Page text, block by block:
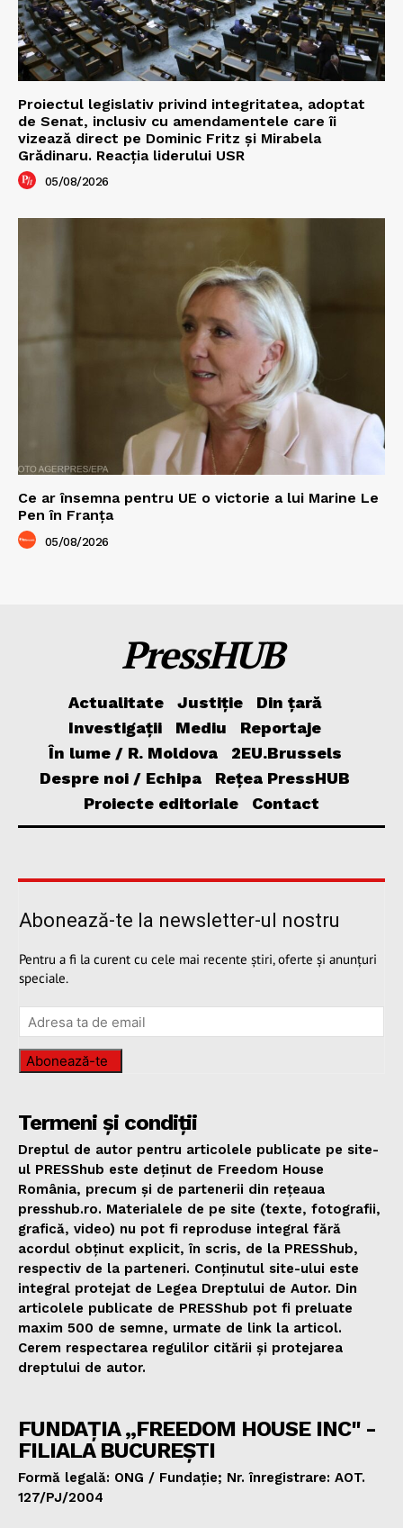
Proiectul legislativ privind integritatea, adoptat
de Senat, inclusiv cu amendamentele care îi
vizează direct pe Dominic Fritz și Mirabela
Grădinaru. Reacția liderului USR
05/08/2026
Ce ar însemna pentru UE o victorie a lui Marine Le
Pen în Franța
05/08/2026
PressHUB
Actualitate Justiție
Din țară
Investigații
Mediu
Reportaje
În lume / R. Moldova
2EU.Brussels
Despre noi / Echipa
Rețea PressHUB
Proiecte editoriale
Contact
Abonează-te la newsletter-ul nostru
Pentru a fi la curent cu cele mai recente știri, oferte și anunțuri
speciale.
Abonează-te
Termeni și condiții
Dreptul de autor pentru articolele publicate pe site-
ul PRESShub este deținut de Freedom House
România, precum și de partenerii din rețeaua
presshub.ro. Materialele de pe site (texte, fotografii,
grafică, video) nu pot fi reproduse integral fără
acordul obținut explicit, în scris, de la PRESShub,
respectiv de la parteneri. Conținutul site-ului este
integral protejat de Legea Dreptului de Autor. Din
articolele publicate de PRESShub pot fi preluate
maxim 500 de semne, urmate de link la articol.
Cerem respectarea regulilor citării și protejarea
dreptului de autor.
FUNDAȚIA „FREEDOM HOUSE INC" -
FILIALA BUCUREȘTI
Formă legală: ONG / Fundație; Nr. înregistrare: AOT.
127/PJ/2004